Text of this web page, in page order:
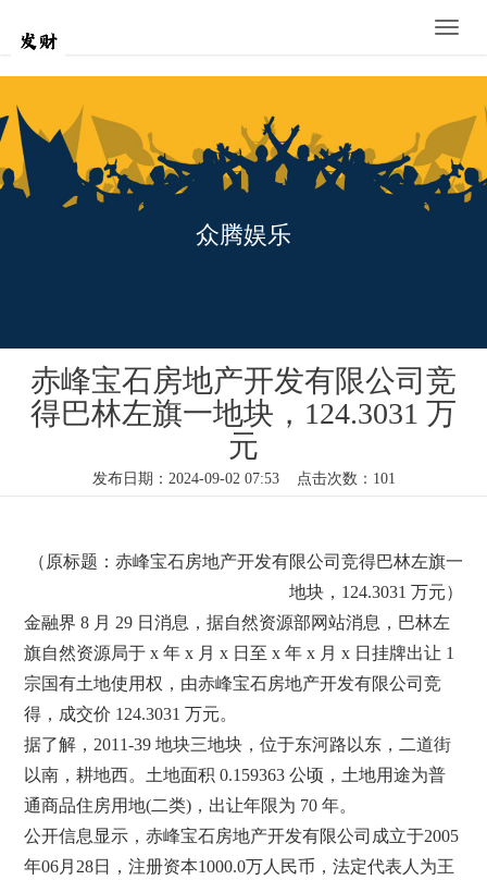
Toggle
众腾娱乐
赤峰宝石房地产开发有限公司竞
得巴林左旗一地块，124.3031 万
元
发布日期：2024-09-02 07:53 点击次数：101
（原标题：赤峰宝石房地产开发有限公司竞得巴林左旗一
地块，124.3031 万元）
金融界 8 月 29 日消息，据自然资源部网站消息，巴林左
旗自然资源局于 x 年 x 月 x 日至 x 年 x 月 x 日挂牌出让 1
宗国有土地使用权，由赤峰宝石房地产开发有限公司竞
得，成交价 124.3031 万元。
据了解，2011-39 地块三地块，位于东河路以东，二道街
以南，耕地西。土地面积 0.159363 公顷，土地用途为普
通商品住房用地(二类)，出让年限为 70 年。
公开信息显示，赤峰宝石房地产开发有限公司成立于2005
年06月28日，注册资本1000.0万人民币，法定代表人为王